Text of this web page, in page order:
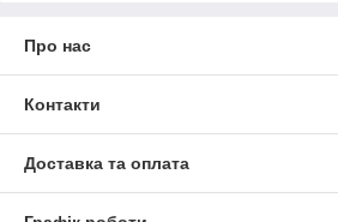
Про нас
Контакти
Доставка та оплата